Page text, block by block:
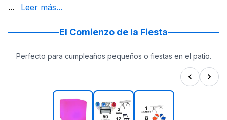
luces LED integradas ofrecen horas de brillo continuo,
... Leer más...
El Comienzo de la Fiesta
Perfecto para cumpleaños pequeños o fiestas en el patio.